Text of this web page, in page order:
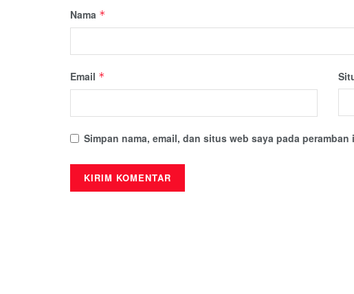
Nama *
Email *
Simpan nama, email, dan situs web saya pada